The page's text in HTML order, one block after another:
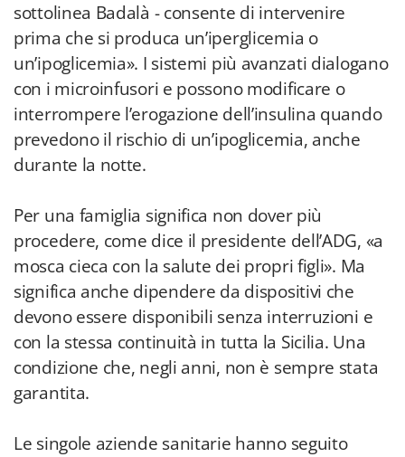
sottolinea Badalà - consente di intervenire
prima che si produca un’iperglicemia o
un’ipoglicemia». I sistemi più avanzati dialogano
con i microinfusori e possono modificare o
interrompere l’erogazione dell’insulina quando
prevedono il rischio di un’ipoglicemia, anche
durante la notte.
Per una famiglia significa non dover più
procedere, come dice il presidente dell’ADG, «a
mosca cieca con la salute dei propri figli». Ma
significa anche dipendere da dispositivi che
devono essere disponibili senza interruzioni e
con la stessa continuità in tutta la Sicilia. Una
condizione che, negli anni, non è sempre stata
garantita.
Le singole aziende sanitarie hanno seguito